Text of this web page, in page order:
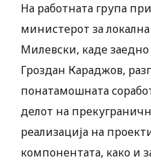
На работната група
министерот за
Милевски, каде заедно
Гроздан Караджов,
понатамошната
делот на
реализација на
компонентата, како и